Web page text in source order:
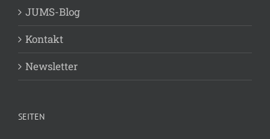
JUMS-Blog
Kontakt
Newsletter
SEITEN